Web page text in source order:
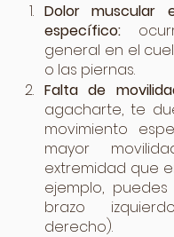
Dolor muscular
específico:
general en el
o las piernas.
Falta de
agacharte, te
movimiento
mayor
extremidad que
ejemplo,
brazo
derecho).